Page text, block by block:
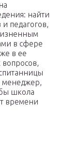
найти
педагогов,
в сфере
в ее
менеджер,
школа
времени